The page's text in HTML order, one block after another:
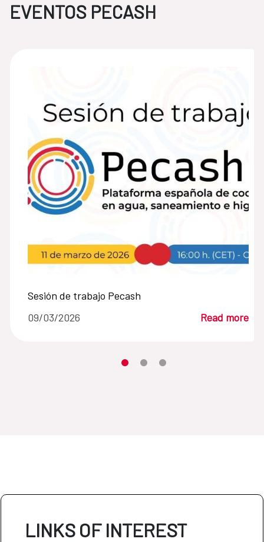
EVENTOS PECASH
Sesión de trabajo Pecash
09/03/2026
Read more
Moves the carousel to its element
Moves the carousel to its
Moves the carousel to its
LINKS OF INTEREST